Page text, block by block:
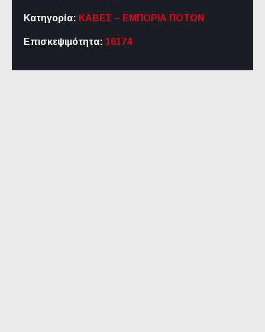
Κατηγορία: ΚΑΒΕΣ – ΕΜΠΟΡΙΑ ΠΟΤΩΝ
Επισκεψιμότητα: 16174